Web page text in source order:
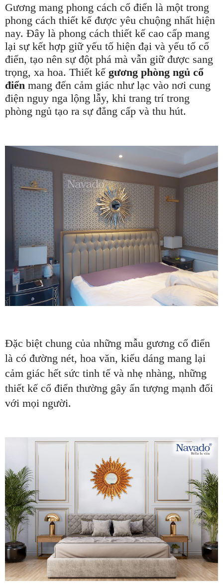
Gương mang phong cách cổ điển là một trong
phong cách thiết kế được yêu chuộng nhất hiện
nay. Đây là phong cách thiết kế cao cấp mang
lại sự kết hợp giữ yếu tố hiện đại và yếu tố cổ
điển, tạo nên sự đột phá mà vẫn giữ được sang
trọng, xa hoa. Thiết kế gương phòng ngủ cổ
điển mang đến cảm giác như lạc vào nơi cung
điện nguy nga lộng lẫy, khi trang trí trong
phòng ngủ tạo ra sự đẳng cấp và thu hút.
Đặc biệt chung của những mẫu gương cổ điển
là có đường nét, hoa văn, kiểu dáng mang lại
cảm giác hết sức tinh tế và nhẹ nhàng, những
thiết kế cổ điển thường gây ấn tượng mạnh đối
với mọi người.